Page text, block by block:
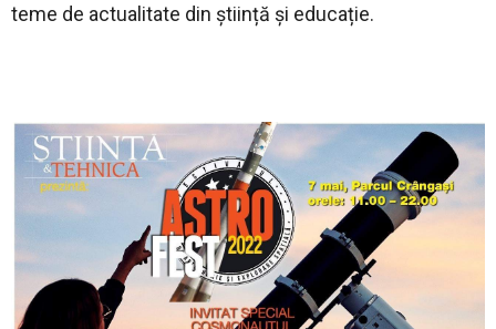
teme de actualitate din știință și educație.